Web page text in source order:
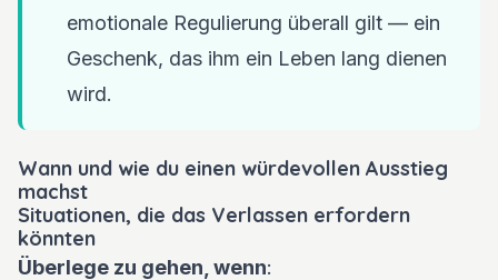
emotionale Regulierung überall gilt — ein
Geschenk, das ihm ein Leben lang dienen
wird.
Wann und wie du einen würdevollen Ausstieg
machst
Situationen, die das Verlassen erfordern
könnten
Überlege zu gehen, wenn: